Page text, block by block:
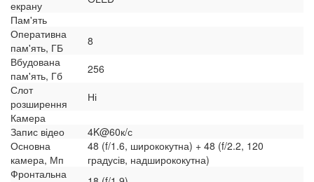
екрану
Пам'ять
Оперативна
пам'ять, ГБ
8
Вбудована
пам'ять, Гб
256
Слот
розширення
Ні
Камера
Запис відео
4K@60к/с
Основна
камера, Мп
48 (f/1.6, ширококутна) + 48 (f/2.2, 120
градусів, надширококутна)
Фронтальна